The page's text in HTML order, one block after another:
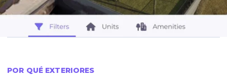
POR QUÉ EXTERIORES